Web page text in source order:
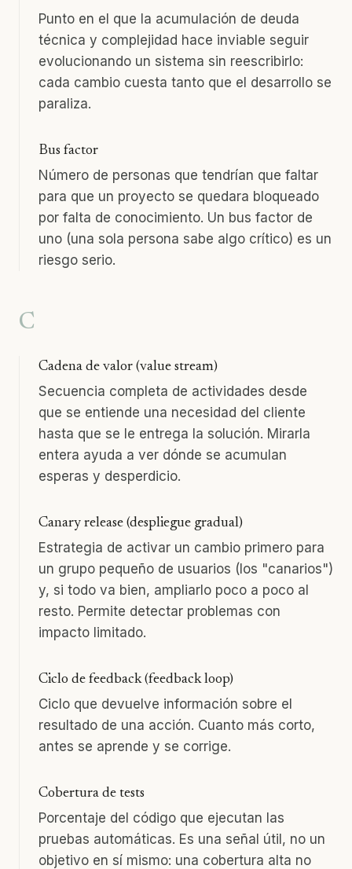
Punto en el que la acumulación de deuda
técnica y complejidad hace inviable seguir
evolucionando un sistema sin reescribirlo:
cada cambio cuesta tanto que el desarrollo se
paraliza.
Bus factor
Número de personas que tendrían que faltar
para que un proyecto se quedara bloqueado
por falta de conocimiento. Un bus factor de
uno (una sola persona sabe algo crítico) es un
riesgo serio.
C
Cadena de valor (value stream)
Secuencia completa de actividades desde
que se entiende una necesidad del cliente
hasta que se le entrega la solución. Mirarla
entera ayuda a ver dónde se acumulan
esperas y desperdicio.
Canary release (despliegue gradual)
Estrategia de activar un cambio primero para
un grupo pequeño de usuarios (los "canarios")
y, si todo va bien, ampliarlo poco a poco al
resto. Permite detectar problemas con
impacto limitado.
Ciclo de feedback (feedback loop)
Ciclo que devuelve información sobre el
resultado de una acción. Cuanto más corto,
antes se aprende y se corrige.
Cobertura de tests
Porcentaje del código que ejecutan las
pruebas automáticas. Es una señal útil, no un
objetivo en sí mismo: una cobertura alta no